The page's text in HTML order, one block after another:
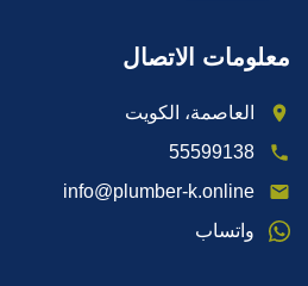
معلومات الاتصال
العاصمة، الكويت
55599138
info@plumber-k.online
واتساب